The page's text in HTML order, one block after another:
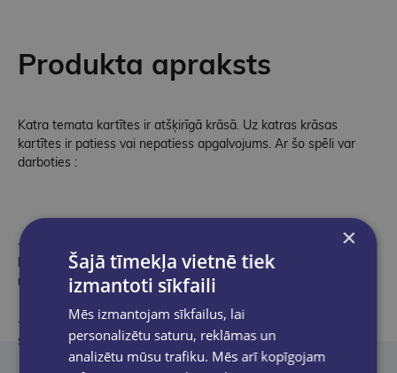
Produkta apraksts
Katra temata kartītes ir atšķirīgā krāsā. Uz katras krāsas
kartītes ir patiess vai nepatiess apgalvojums. Ar šo spēli var
darboties :
- individuāli:
patstāvīgi secināt, kurš apgalvojums ir patiess,
kurš – aplams. Par savu secinājumu pareizību pārliecināties
mācību grāmatā vai citā mācību līdzeklī;
- grupā:
katra grupa izlozē noteiktas krāsas kartītes, pēc
spēles pārliecināties par sava veikuma pareizību;
×
Šajā tīmekļa vietnē tiek
izmantoti sīkfaili
Mēs izmantojam sīkfailus, lai
personalizētu saturu, reklāmas un
analizētu mūsu trafiku. Mēs arī kopīgojam